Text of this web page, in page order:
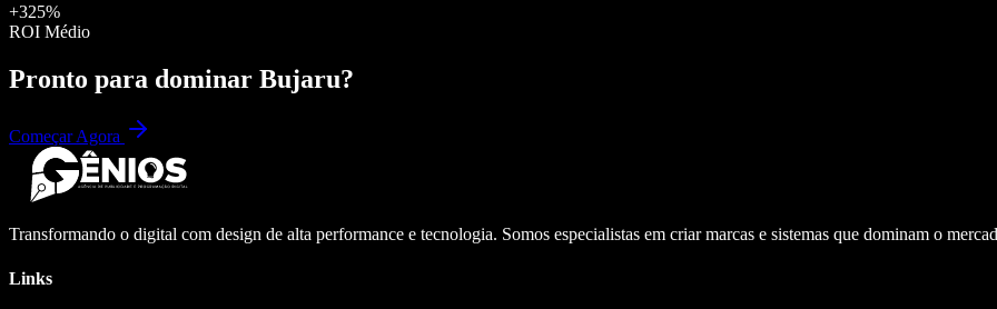
+325%
ROI Médio
Pronto para dominar Bujaru?
Começar Agora
Transformando o digital com design de alta performance e tecnologia. Somos especialistas em criar marcas e sistemas que dominam o
Links